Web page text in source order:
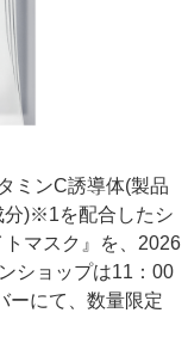
ミンC誘導体(製品
分)※1を配合したシ
マスク』を、2026
ショップは11：00
ーにて、数量限定